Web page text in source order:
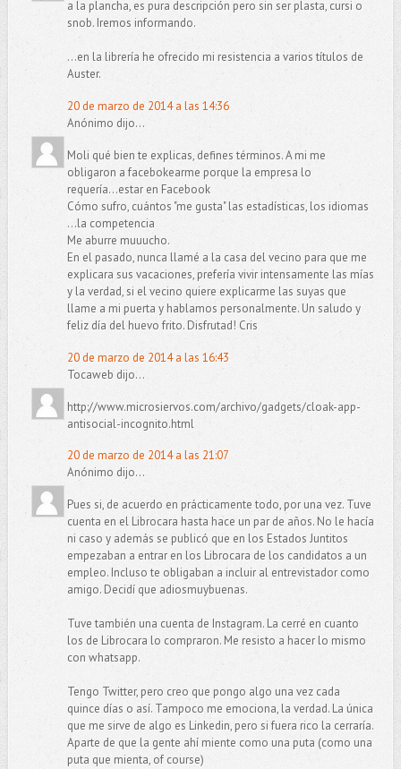
a la plancha, es pura descripción pero sin ser plasta, cursi o
snob. Iremos informando.
...en la librería he ofrecido mi resistencia a varios títulos de
Auster.
20 de marzo de 2014 a las 14:36
Anónimo dijo...
Moli qué bien te explicas, defines términos. A mi me
obligaron a facebokearme porque la empresa lo
requería...estar en Facebook
Cómo sufro, cuántos "me gusta" las estadísticas, los idiomas
...la competencia
Me aburre muuucho.
En el pasado, nunca llamé a la casa del vecino para que me
explicara sus vacaciones, prefería vivir intensamente las mías
y la verdad, si el vecino quiere explicarme las suyas que
llame a mi puerta y hablamos personalmente. Un saludo y
feliz día del huevo frito. Disfrutad! Cris
20 de marzo de 2014 a las 16:43
Tocaweb dijo...
http://www.microsiervos.com/archivo/gadgets/cloak-app-
antisocial-incognito.html
20 de marzo de 2014 a las 21:07
Anónimo dijo...
Pues si, de acuerdo en prácticamente todo, por una vez. Tuve
cuenta en el Librocara hasta hace un par de años. No le hacía
ni caso y además se publicó que en los Estados Juntitos
empezaban a entrar en los Librocara de los candidatos a un
empleo. Incluso te obligaban a incluir al entrevistador como
amigo. Decidí que adiosmuybuenas.
Tuve también una cuenta de Instagram. La cerré en cuanto
los de Librocara lo compraron. Me resisto a hacer lo mismo
con whatsapp.
Tengo Twitter, pero creo que pongo algo una vez cada
quince días o así. Tampoco me emociona, la verdad. La única
que me sirve de algo es Linkedin, pero si fuera rico la cerraría.
Aparte de que la gente ahí miente como una puta (como una
puta que mienta, of course)